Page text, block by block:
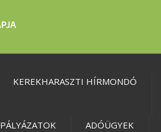
KEREKHARASZTI HÍRMONDÓ
PÁLYÁZATOK ADÓÜGYEK